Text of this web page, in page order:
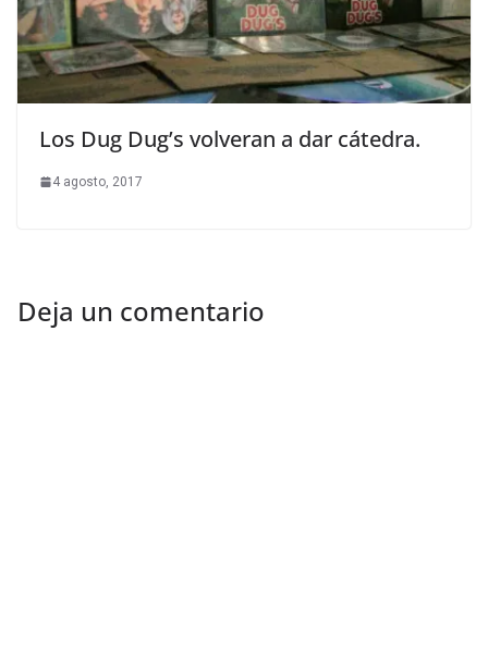
Los Dug Dug’s volveran a dar cátedra.
4 agosto, 2017
Deja un comentario